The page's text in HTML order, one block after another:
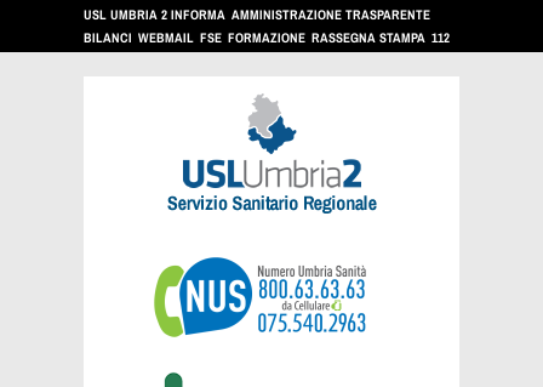
USL UMBRIA 2 INFORMA AMMINISTRAZIONE TRASPARENTE
BILANCI WEBMAIL FSE FORMAZIONE RASSEGNA STAMPA 112